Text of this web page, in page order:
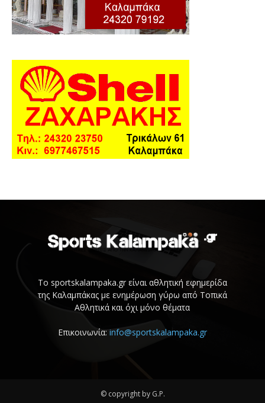
Το sportskalampaka.gr είναι αθλητική εφημερίδα
της Καλαμπάκας με ενημέρωση γύρω από Τοπικά
Αθλητικά και όχι μόνο θέματα
Επικοινωνία: info@sportskalampaka.gr
© copyright by G.P.